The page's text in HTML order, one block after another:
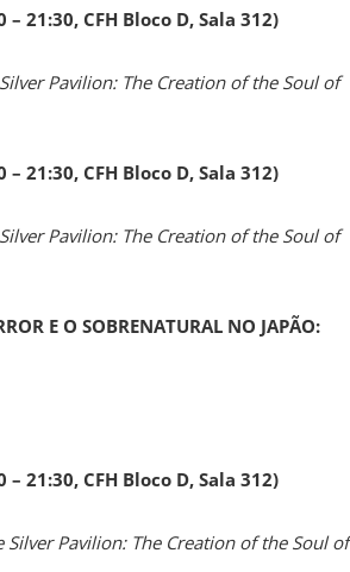
– 21:30, CFH Bloco D, Sala 312)
Pavilion: The Creation of the Soul of
– 21:30, CFH Bloco D, Sala 312)
Pavilion: The Creation of the Soul of
E O SOBRENATURAL NO JAPÃO:
– 21:30, CFH Bloco D, Sala 312)
Silver Pavilion: The Creation of the Soul of